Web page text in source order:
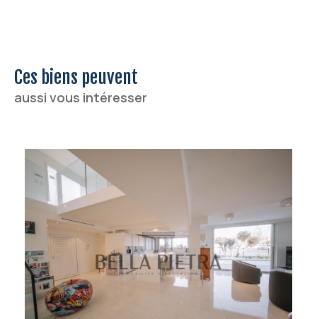
Ces biens peuvent
aussi vous intéresser